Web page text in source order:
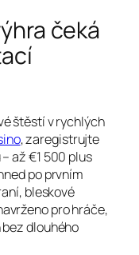
čeká
štěstí v rychlých
, zaregistrujte
až €1 500 plus
po prvním
bleskové
pro hráče,
dlouhého